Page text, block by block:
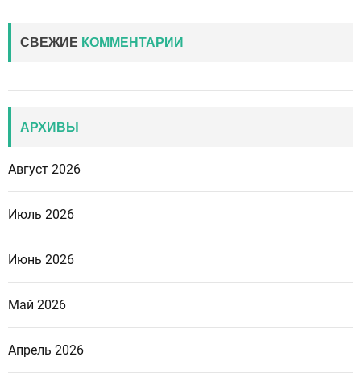
СВЕЖИЕ КОММЕНТАРИИ
АРХИВЫ
Август 2026
Июль 2026
Июнь 2026
Май 2026
Апрель 2026